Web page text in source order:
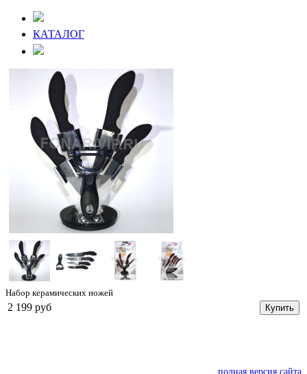
КАТАЛОГ
Набор керамических ножей
2 199 руб Купить
полная версия сайта